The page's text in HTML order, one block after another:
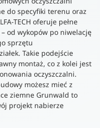
do specyfiki terenu oraz
TECH oferuje pełne
od wykopów po niwelację
sprzętu
Takie podejście
montaż, co z kolei jest
oczyszczalni.
możesz mieć z
ziemne Grunwald to
projekt nabierze